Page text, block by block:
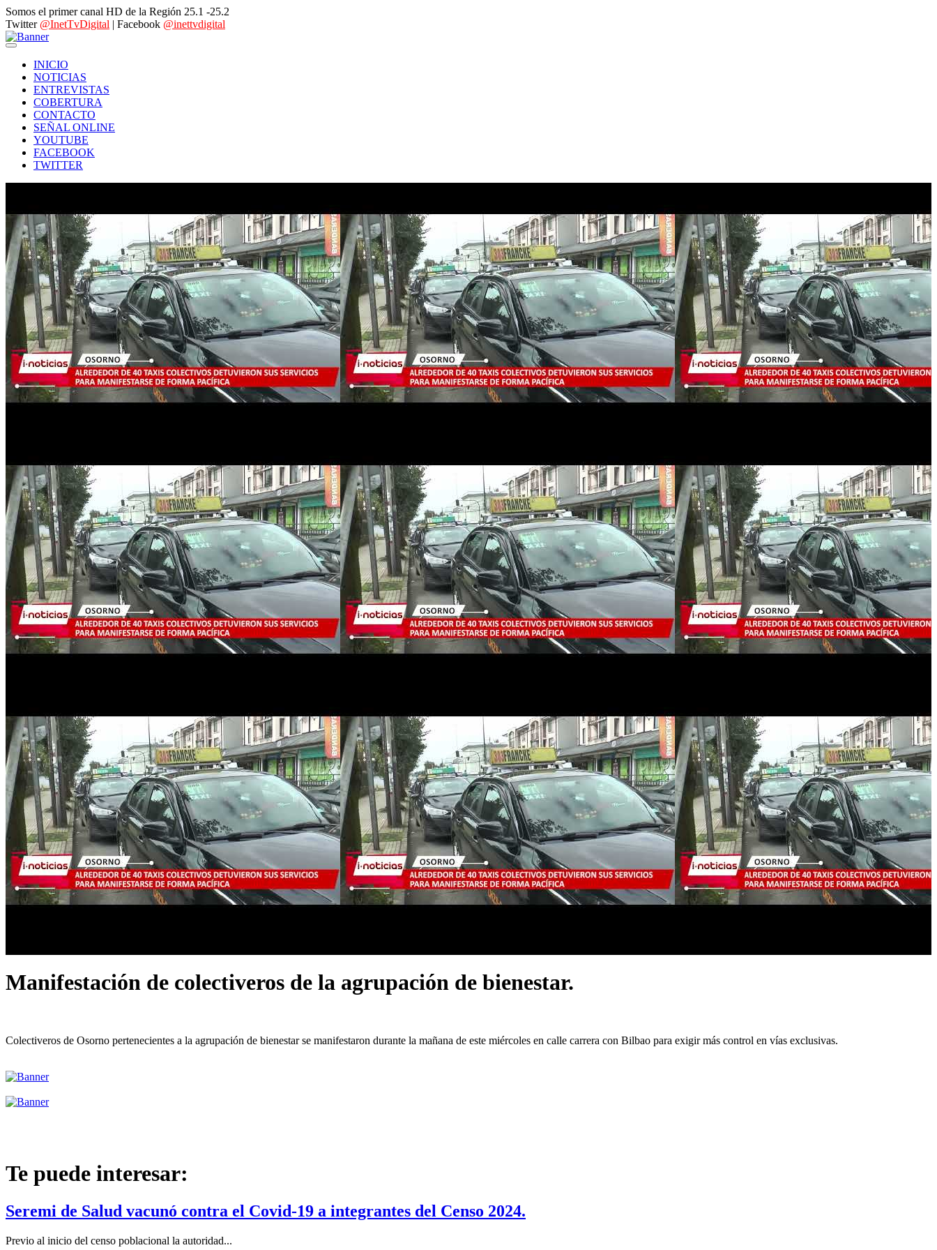
Somos el primer canal HD de la Región 25.1 -25.2
Twitter @InetTvDigital | Facebook @inettvdigital
INICIO
NOTICIAS
ENTREVISTAS
COBERTURA
CONTACTO
SEÑAL ONLINE
YOUTUBE
FACEBOOK
TWITTER
Manifestación de colectiveros de la agrupación de bienestar.
Colectiveros de Osorno pertenecientes a la agrupación de bienestar se manifestaron durante la mañana de este miércoles en calle carrera con Bilbao para exigir más control en vías exclusivas.
Te puede interesar:
Seremi de Salud vacunó contra el Covid-19 a integrantes del Censo 2024.
Previo al inicio del censo poblacional la autoridad...